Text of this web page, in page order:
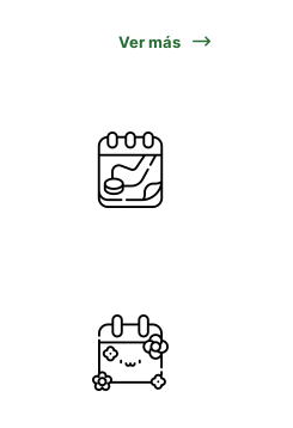
Ver más